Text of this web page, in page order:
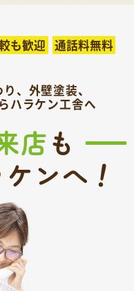
も歓迎 通話料無料
、外壁塗装、
ハラケン工舎へ
店も
ンへ！